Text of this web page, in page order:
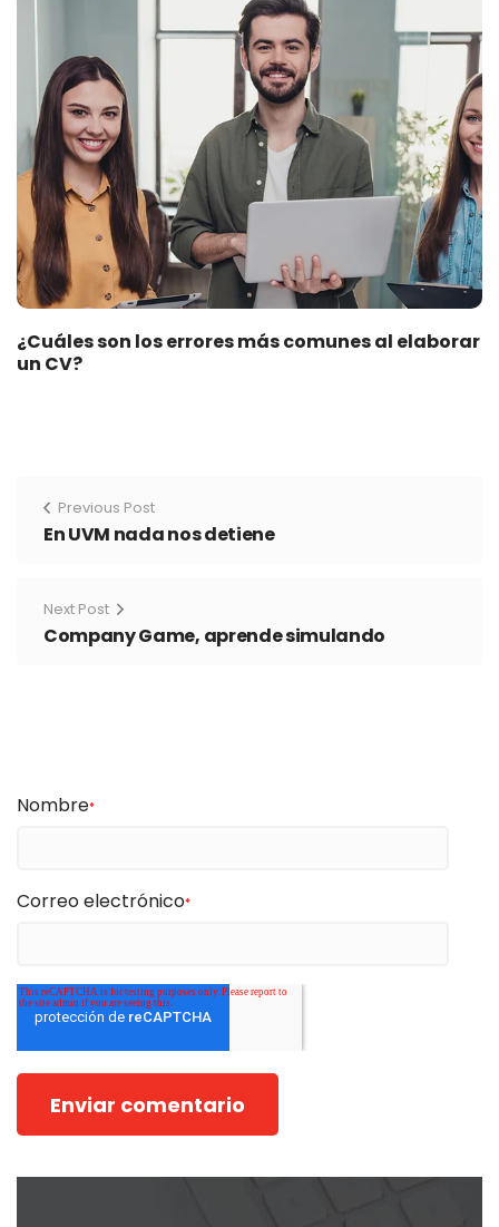
¿Cuáles son los errores más comunes al elaborar
un CV?
Previous Post
En UVM nada nos detiene
Next Post
Company Game, aprende simulando
Nombre*
Correo electrónico*